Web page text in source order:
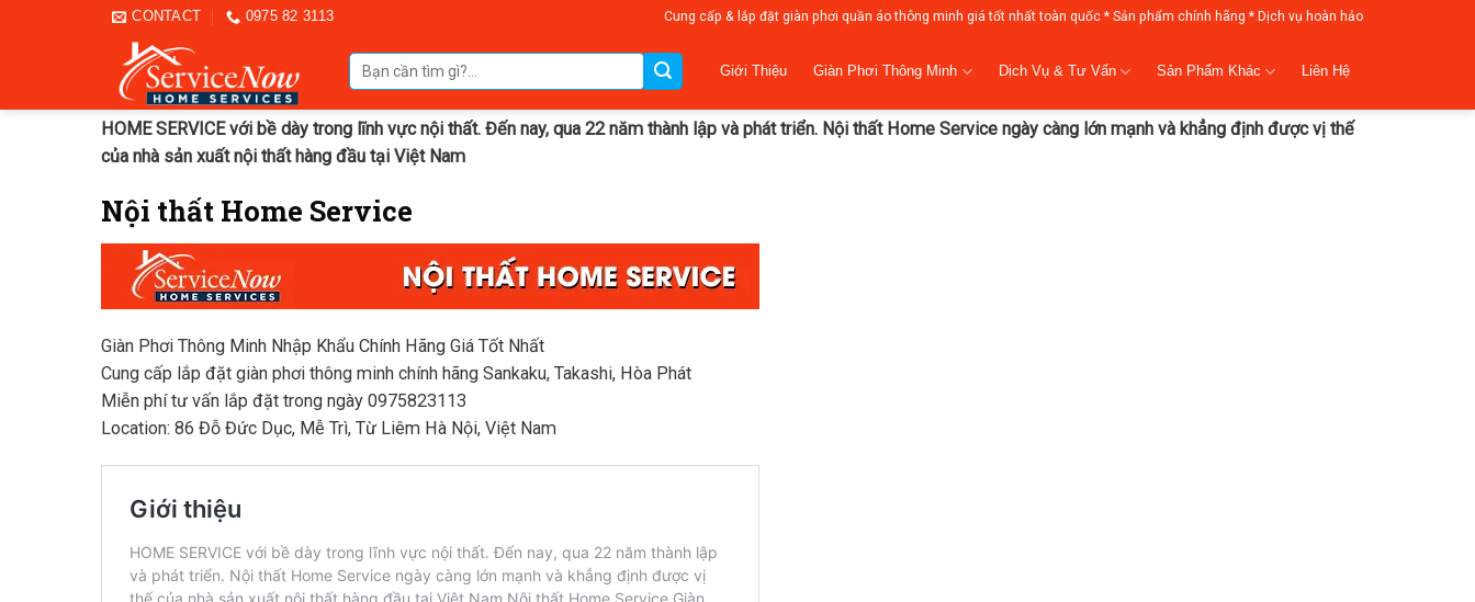
CONTACT 0975 82 3113 Cung cấp & lắp đặt giàn phơi quần áo thông minh giá tốt nhất toàn quốc * Sản phẩm chính hãng * Dịch vụ hoàn hảo
Tìm
kiếm:
Giới Thiệu Giàn Phơi Thông Minh Dịch Vụ & Tư Vấn Sản Phẩm Khác Liên Hệ
HOME SERVICE với bề dày trong lĩnh vực nội thất. Đến nay, qua 22 năm thành lập và phát triển. Nội thất Home Service ngày càng lớn mạnh và khẳng định được vị thế
của nhà sản xuất nội thất hàng đầu tại Việt Nam
Nội thất Home Service
Giàn Phơi Thông Minh Nhập Khẩu Chính Hãng Giá Tốt Nhất
Cung cấp lắp đặt giàn phơi thông minh chính hãng Sankaku, Takashi, Hòa Phát
Miễn phí tư vấn lắp đặt trong ngày 0975823113
Location: 86 Đỗ Đức Dục, Mễ Trì, Từ Liêm Hà Nội, Việt Nam